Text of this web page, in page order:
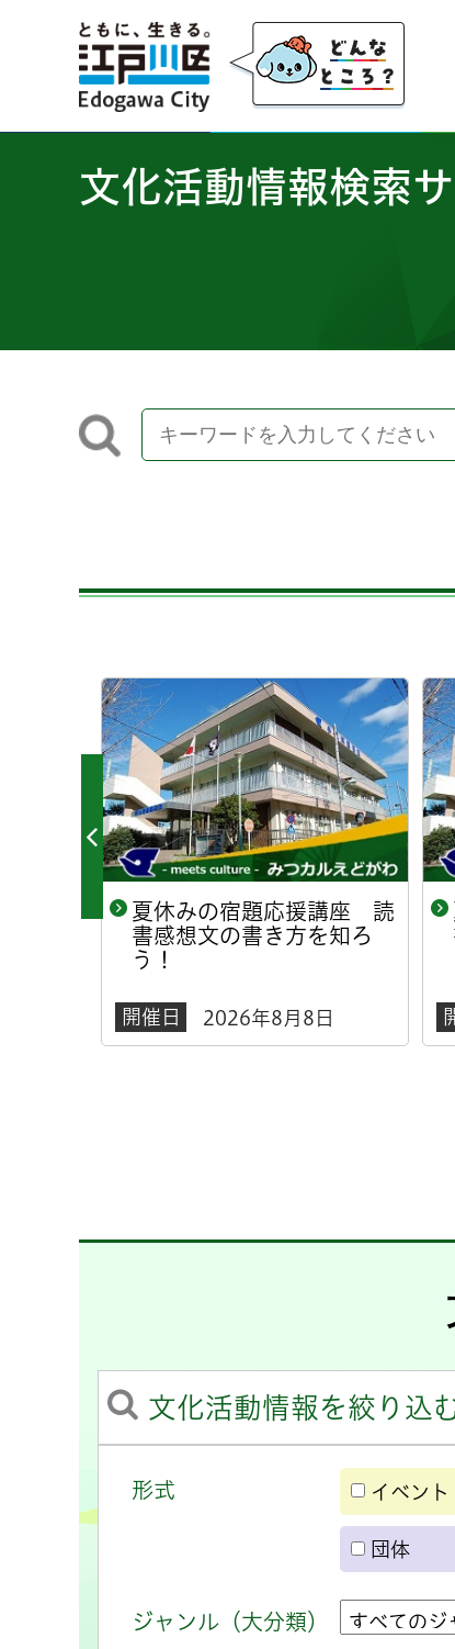
江戸川区
文化活動情報検索
夏休みの宿題応援講座 読
書感想文の書き方を知ろ
う！
開催日 2026年8月8日
文化活動情報を絞り込
形式 イベント
団体
ジャンル（大分類）